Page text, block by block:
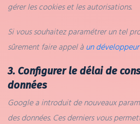
gérer les cookies et les autorisations.
Si vous souhaitez paramétrer un tel
sûrement faire appel à un
3. Configurer le délai de
données
Google a introduit de nouveaux
des données. Ces derniers vous